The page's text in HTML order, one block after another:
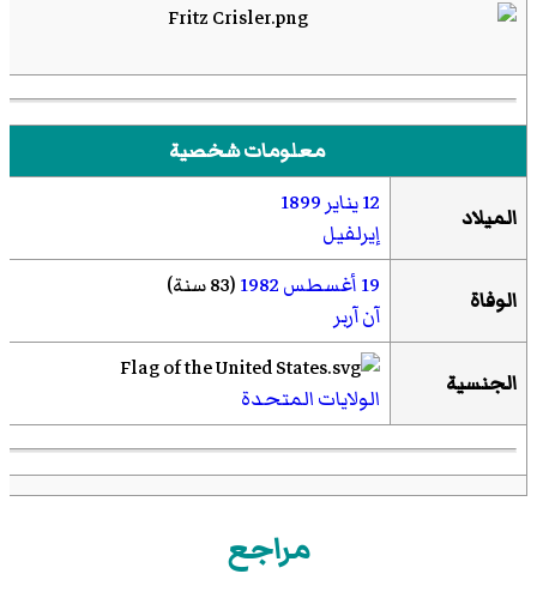
معلومات شخصية
الميلاد 12 يناير
1899
إيرلفيل
الوفاة 19 أغسطس 1982(83 سنة)
آن آربر
الجنسية الولايات المتحدة
مراجع